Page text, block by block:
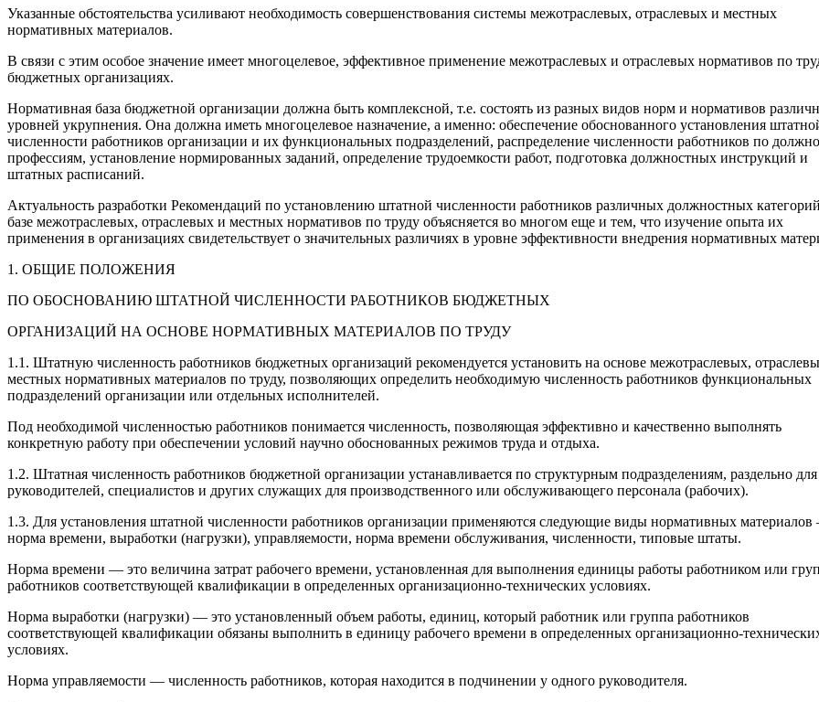
Указанные обстоятельства усиливают необходимость совершенствования системы межотраслевых, отраслевых и местных
нормативных материалов.
В связи с этим особое значение имеет многоцелевое, эффективное применение межотраслевых и отраслевых нормативов по
бюджетных организациях.
Нормативная база бюджетной организации должна быть комплексной, т.е. состоять из разных видов норм и нормативов
уровней укрупнения. Она должна иметь многоцелевое назначение, а именно: обеспечение обоснованного установления
численности работников организации и их функциональных подразделений, распределение численности работников по
профессиям, установление нормированных заданий, определение трудоемкости работ, подготовка должностных инструкций и
штатных расписаний.
Актуальность разработки Рекомендаций по установлению штатной численности работников различных должностных
базе межотраслевых, отраслевых и местных нормативов по труду объясняется во многом еще и тем, что изучение опыта их
применения в организациях свидетельствует о значительных различиях в уровне эффективности внедрения нормативных
1. ОБЩИЕ ПОЛОЖЕНИЯ
ПО ОБОСНОВАНИЮ ШТАТНОЙ ЧИСЛЕННОСТИ РАБОТНИКОВ БЮДЖЕТНЫХ
ОРГАНИЗАЦИЙ НА ОСНОВЕ НОРМАТИВНЫХ МАТЕРИАЛОВ ПО ТРУДУ
1.1. Штатную численность работников бюджетных организаций рекомендуется установить на основе межотраслевых,
местных нормативных материалов по труду, позволяющих определить необходимую численность работников функциональных
подразделений организации или отдельных исполнителей.
Под необходимой численностью работников понимается численность, позволяющая эффективно и качественно выполнять
конкретную работу при обеспечении условий научно обоснованных режимов труда и отдыха.
1.2. Штатная численность работников бюджетной организации устанавливается по структурным подразделениям, раздельно для
руководителей, специалистов и других служащих для производственного или обслуживающего персонала (рабочих).
1.3. Для установления штатной численности работников организации применяются следующие виды нормативных
норма времени, выработки (нагрузки), управляемости, норма времени обслуживания, численности, типовые штаты.
Норма времени — это величина затрат рабочего времени, установленная для выполнения единицы работы работником или
работников соответствующей квалификации в определенных организационно-технических условиях.
Норма выработки (нагрузки) — это установленный объем работы, единиц, который работник или группа работников
соответствующей квалификации обязаны выполнить в единицу рабочего времени в определенных организационно-
условиях.
Норма управляемости — численность работников, которая находится в подчинении у одного руководителя.